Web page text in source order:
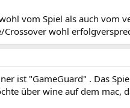
vom Spiel als auch vom
wohl
ist "GameGuard" . Das
über wine auf dem mac,